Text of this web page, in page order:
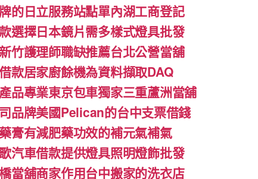
的日立服務站點單內湖工商登記
選擇日本鏡片需多樣式燈具批發
竹護理師職缺推薦台北公營當舖
款居家廚餘機為資料擷取DAQ
品專業東京包車獨家三重蘆洲當舖
品牌美國Pelican的台中支票借錢
膏有減肥藥功效的補元氣補氣
汽車借款提供燈具照明燈飾批發
當舖商家作用台中搬家的洗衣店